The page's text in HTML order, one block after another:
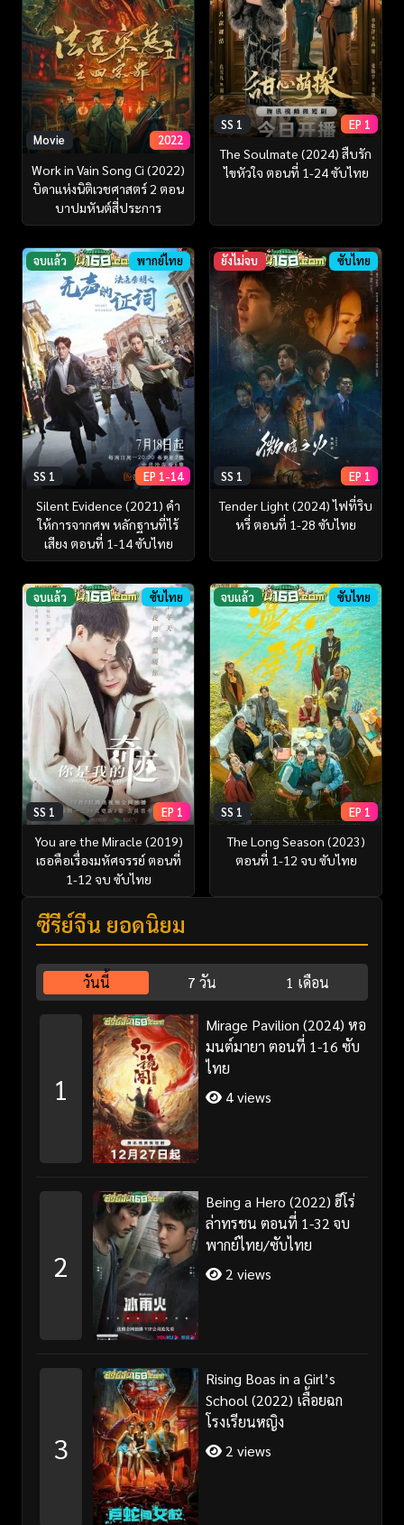
Movie 2022
Work in Vain Song Ci (2022)
บิดาแห่งนิติเวชศาสตร์ 2 ตอน
บาปมหันต์สี่ประการ
SS 1 EP 1
The Soulmate (2024) สืบรัก
ไขหัวใจ ตอนที่ 1-24 ซับไทย
จบแล้ว พากย์ไทย
SS 1 EP 1-14
Silent Evidence (2021) คำ
ให้การจากศพ หลักฐานที่ไร้
เสียง ตอนที่ 1-14 ซับไทย
ยังไม่จบ ซับไทย
SS 1 EP 1
Tender Light (2024) ไฟที่ริบ
หรี่ ตอนที่ 1-28 ซับไทย
จบแล้ว ซับไทย
SS 1 EP 1
You are the Miracle (2019)
เธอคือเรื่องมหัศจรรย์ ตอนที่
1-12 จบ ซับไทย
จบแล้ว ซับไทย
SS 1 EP 1
The Long Season (2023)
ตอนที่ 1-12 จบ ซับไทย
ซีรี่ย์จีน ยอดนิยม
วันนี้ 7 วัน 1 เดือน
1
Mirage Pavilion (2024) หอ
มนต์มายา ตอนที่ 1-16 ซับ
ไทย
4 views
2
Being a Hero (2022) ฮีโร่
ล่าทรชน ตอนที่ 1-32 จบ
พากย์ไทย/ซับไทย
2 views
3
Rising Boas in a Girl’s
School (2022) เลื้อยฉก
โรงเรียนหญิง
2 views